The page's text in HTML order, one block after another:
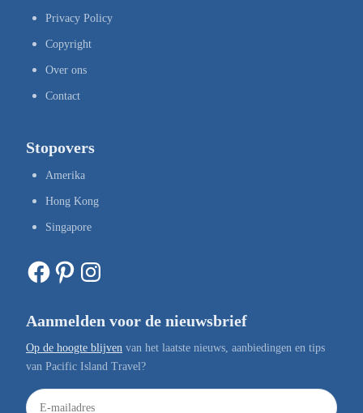
Privacy Policy
Copyright
Over ons
Contact
Stopovers
Amerika
Hong Kong
Singapore
Facebook Pinterest Instagram
Aanmelden voor de nieuwsbrief
Op de hoogte blijven van het laatste nieuws, aanbiedingen en tips
van Pacific Island Travel?
E